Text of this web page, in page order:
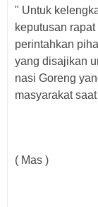
" Untuk
keputusan
perintahkan
yang disajikan
nasi Goreng
masyarakat
( Mas )